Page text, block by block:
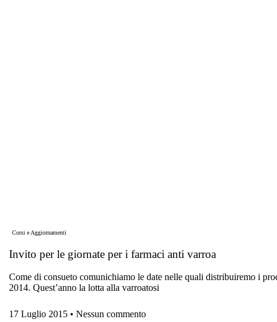
Corsi e Aggiornamenti
Invito per le giornate per i farmaci anti varroa
Come di consueto comunichiamo le date nelle quali distribuiremo i
2014. Quest’anno la lotta alla varroatosi
17 Luglio 2015 Nessun commento